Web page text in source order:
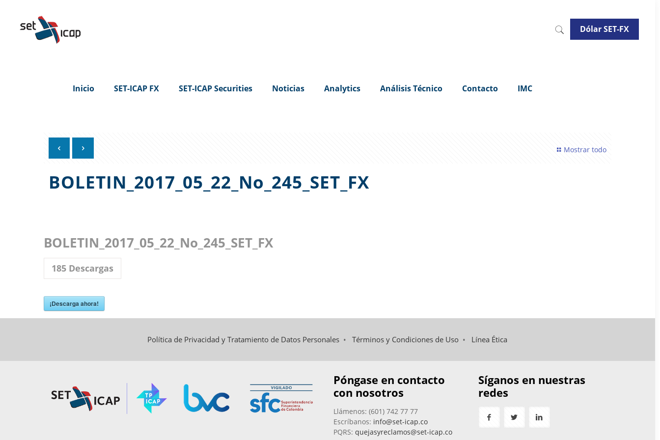
Inicio SET-ICAP FX SET-ICAP Securities Noticias Analytics Análisis Técnico Contacto IMC
Dólar SET-FX
Mostrar todo
BOLETIN_2017_05_22_No_245_SET_FX
BOLETIN_2017_05_22_No_245_SET_FX
185Descargas
¡Descarga ahora!
Política de Privacidad y Tratamiento de Datos Personales •Términos y Condiciones de Uso • Línea Ética
Póngase en contacto
con nosotros
Llámenos: (601) 742 77 77
Escríbanos: info@set-icap.co
PQRS: quejasyreclamos@set-icap.co
Síganos en nuestras
redes